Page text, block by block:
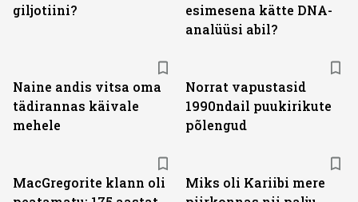
giljotiini?
esimesena kätte DNA-
analüüsi abil?
Naine andis vitsa oma
tädirannas käivale
mehele
Norrat vapustasid
1990ndail puukirikute
põlengud
MacGregorite klann oli
Miks oli Kariibi mere